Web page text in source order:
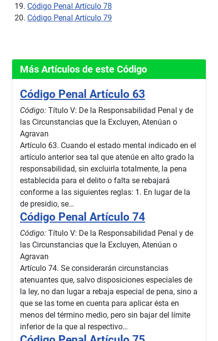
Código Penal Artículo 78
Código Penal Artículo 79
Más Artículos de este Código
Código Penal Artículo 63
Código: Título V: De la Responsabilidad Penal y de
las Circunstancias que la Excluyen, Atenúan o
Agravan
Artículo 63. Cuando el estado mental indicado en el
artículo anterior sea tal que atenúe en alto grado la
responsabilidad, sin excluirla totalmente, la pena
establecida para el delito o falta se rebajará
conforme a las siguientes reglas: 1. En lugar de la
de presidio, se…
Código Penal Artículo 74
Código: Título V: De la Responsabilidad Penal y de
las Circunstancias que la Excluyen, Atenúan o
Agravan
Artículo 74. Se considerarán circunstancias
atenuantes que, salvo disposiciones especiales de
la ley, no dan lugar a rebaja especial de pena, sino a
que se las tome en cuenta para aplicar ésta en
menos del término medio, pero sin bajar del límite
inferior de la que al respectivo…